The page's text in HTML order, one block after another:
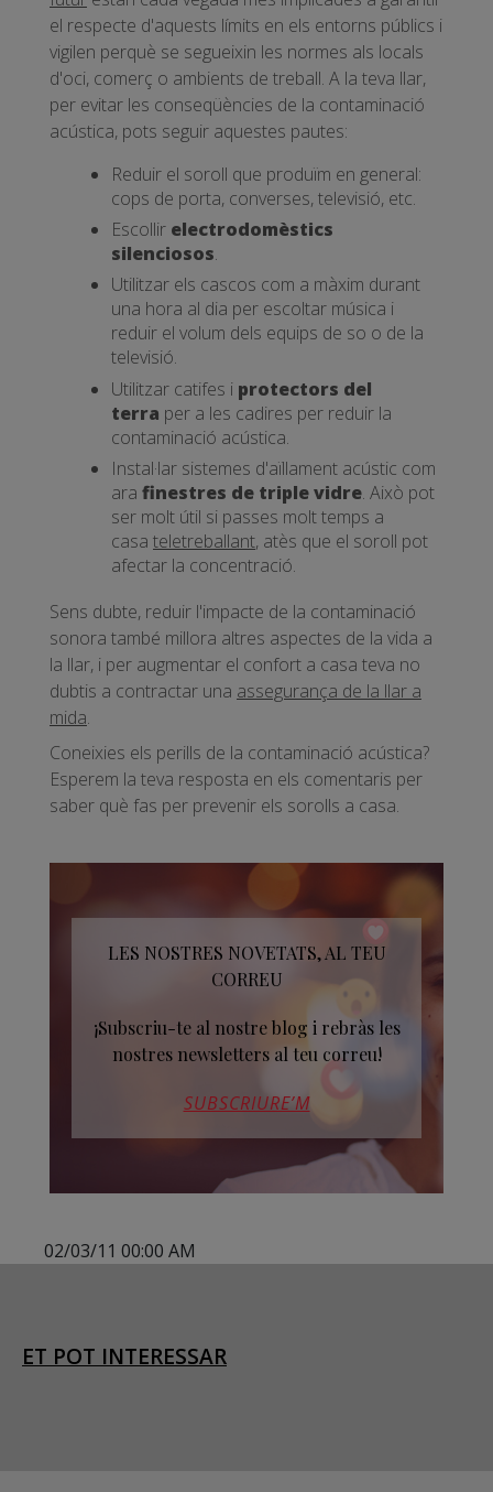
el respecte d'aquests límits en els entorns públics i
vigilen perquè se segueixin les normes als locals
d'oci, comerç o ambients de treball. A la teva llar,
per evitar les conseqüències de la contaminació
acústica, pots seguir aquestes pautes:
Reduir el soroll que produïm en general:
cops de porta, converses, televisió, etc.
Escollir electrodomèstics
silenciosos.
Utilitzar els cascos com a màxim durant
una hora al dia per escoltar música i
reduir el volum dels equips de so o de la
televisió.
Utilitzar catifes i protectors del
terra per a les cadires per reduir la
contaminació acústica.
Instal·lar sistemes d'aïllament acústic com
ara finestres de triple vidre. Això pot
ser molt útil si passes molt temps a
casa teletreballant, atès que el soroll pot
afectar la concentració.
Sens dubte, reduir l'impacte de la contaminació
sonora també millora altres aspectes de la vida a
la llar, i per augmentar el confort a casa teva no
dubtis a contractar una assegurança de la llar a
mida.
Coneixies els perills de la contaminació acústica?
Esperem la teva resposta en els comentaris per
saber què fas per prevenir els sorolls a casa.
LES NOSTRES NOVETATS, AL TEU
CORREU
¡Subscriu-te al nostre blog i rebràs les
nostres newsletters al teu correu!
SUBSCRIURE’M
02/03/11 00:00 AM
ET POT INTERESSAR